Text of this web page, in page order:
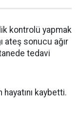
kontrolü yapmak
ateş sonucu ağır
tedavi
kaybetti.